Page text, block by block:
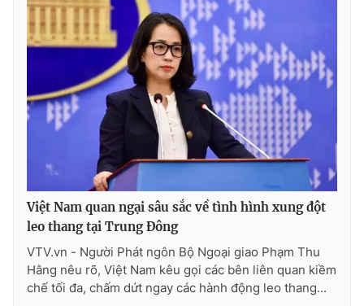
Việt Nam quan ngại sâu sắc về tình hình xung đột
leo thang tại Trung Đông
VTV.vn - Người Phát ngôn Bộ Ngoại giao Phạm Thu
Hằng nêu rõ, Việt Nam kêu gọi các bên liên quan kiềm
chế tối đa, chấm dứt ngay các hành động leo thang...